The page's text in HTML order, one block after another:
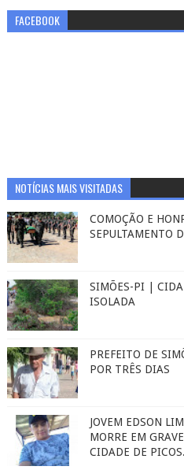
FACEBOOK
NOTÍCIAS MAIS VISITADAS
COMOÇÃO E
SEPULTAMENTO
SIMÕES-PI |
ISOLADA
PREFEITO DE
POR TRÊS DIAS
JOVEM EDSON
MORRE EM
CIDADE DE